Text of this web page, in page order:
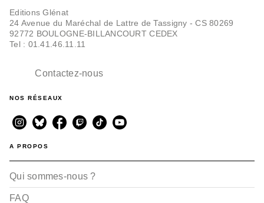
Editions Glénat
24 Avenue du Maréchal de Lattre de Tassigny - CS 80269
92772 BOULOGNE-BILLANCOURT CEDEX
Tel : 01.41.46.11.11
Contactez-nous
NOS RÉSEAUX
A PROPOS
Qui sommes-nous ?
FAQ